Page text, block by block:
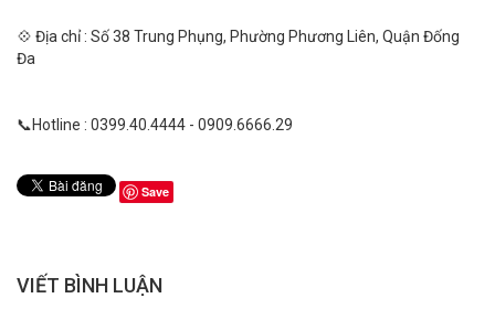
💠 Địa chỉ : Số 38 Trung Phụng, Phường Phương Liên, Quận Đống
Đa
📞Hotline : 0399.40.4444 - 0909.6666.29
Save
VIẾT BÌNH LUẬN